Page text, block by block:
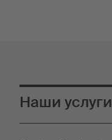
Наши услуги